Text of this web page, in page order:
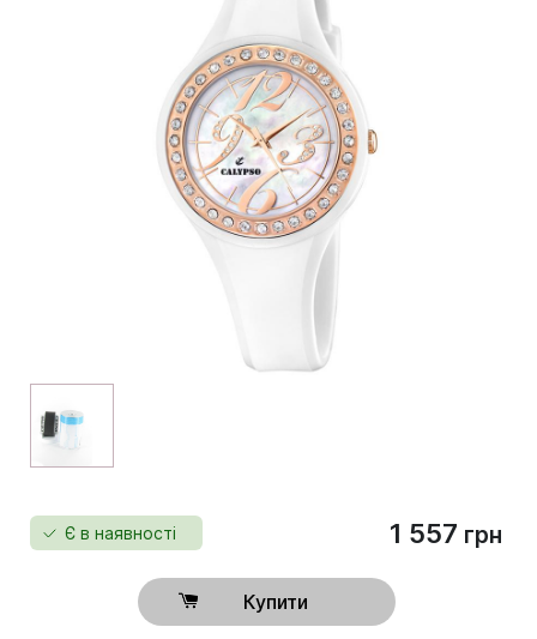
Є в наявності 1 557 грн
Купити